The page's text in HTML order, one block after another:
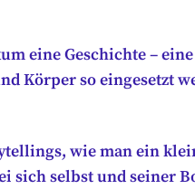
eine Geschichte –
Körper so eingesetzt
wie man ein
sich selbst und seiner